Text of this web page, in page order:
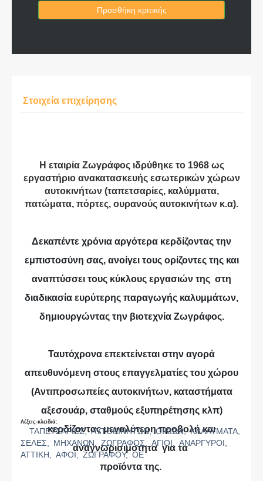
Προσθήκη κριτικής
Στοιχεία επιχείρησης
H εταιρία Ζωγράφος ιδρύθηκε το 1968 ως
εργαστήριο ανακατασκευής εσωτερικών χώρων
αυτοκινήτων (ταπετσαρίες, καλύμματα,
πατώματα, πόρτες, ουρανούς αυτοκινήτων κ.α).
Δεκαπέντε χρόνια αργότερα κερδίζοντας την
εμπιστοσύνη σας, ανοίγει τους ορίζοντες της και
αναπτύσσει τους κύκλους εργασιών της στη
διαδικασία ευρύτερης παραγωγής καλυμμάτων,
δημιουργώντας την βιοτεχνία Ζωγράφος.
Ταυτόχρονα επεκτείνεται στην αγορά
απευθυνόμενη στους επαγγελματίες του χώρου
(Αντιπροσωπείες αυτοκινήτων, καταστήματα
αξεσουάρ, σταθμούς εξυπηρέτησης κλπ)
κερδίζοντας μεγαλύτερη προβολή και
αναγνωρισιμότητα για τα
προϊόντα της.
Λέξεις-κλειδιά:
ΤΑΠΕΤΣΑΡΙΕΣ,ΑΥΤΟΚΙΝΗΤΩΝ,ΟΙΚΙΩΝ,ΚΑΛΛΥΜΑΤΑ,
ΣΕΛΕΣ,
ΜΗΧΑΝΩΝ, ΖΩΓΡΑΦΟΣ, ΑΓΙΟΙ,
ΑΝΑΡΓΥΡΟΙ,
ΑΤΤΙΚΗ,
ΑΦΟΙ, ΖΩΓΡΑΦΟΥ, ΟΕ